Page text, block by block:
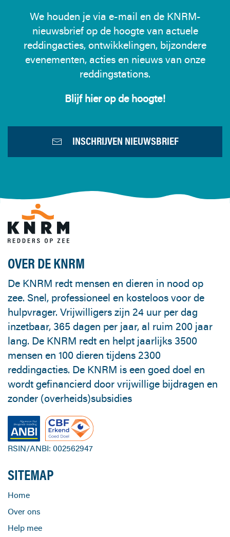
We houden je via e-mail en de KNRM-
nieuwsbrief op de hoogte van actuele
reddingacties, ontwikkelingen, bijzondere
evenementen, acties en nieuws van onze
reddingstations.
Blijf hier op de hoogte!
INSCHRIJVEN NIEUWSBRIEF
OVER DE KNRM
De KNRM redt mensen en dieren in nood op
zee. Snel, professioneel en kosteloos voor de
hulpvrager. Vrijwilligers zijn 24 uur per dag
inzetbaar, 365 dagen per jaar, al ruim 200 jaar
lang. De KNRM redt en helpt jaarlijks 3500
mensen en 100 dieren tijdens 2300
reddingacties. De KNRM is een goed doel en
wordt gefinancierd door vrijwillige bijdragen en
zonder (overheids)subsidies
RSIN/ANBI: 002562947
SITEMAP
Home
Over ons
Help mee